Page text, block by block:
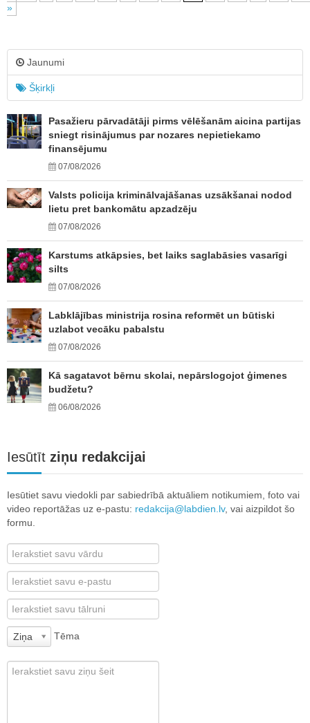
»
Jaunumi
Šķirkļi
Pasažieru pārvadātāji pirms vēlēšanām aicina partijas
sniegt risinājumus par nozares nepietiekamo
finansējumu
07/08/2026
Valsts policija kriminālvajāšanas uzsākšanai nodod
lietu pret bankomātu apzadzēju
07/08/2026
Karstums atkāpsies, bet laiks saglabāsies vasarīgi
silts
07/08/2026
Labklājības ministrija rosina reformēt un būtiski
uzlabot vecāku pabalstu
07/08/2026
Kā sagatavot bērnu skolai, nepārslogojot ģimenes
budžetu?
06/08/2026
Iesūtīt ziņu redakcijai
Iesūtiet savu viedokli par sabiedrībā aktuāliem notikumiem, foto vai
video reportāžas uz e-pastu: redakcija@labdien.lv, vai aizpildot šo
formu.
Ziņa Tēma